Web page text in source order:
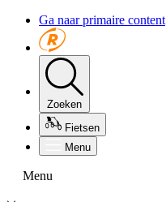
Ga naar primaire content
Zoeken
Fietsen
Menu
Menu